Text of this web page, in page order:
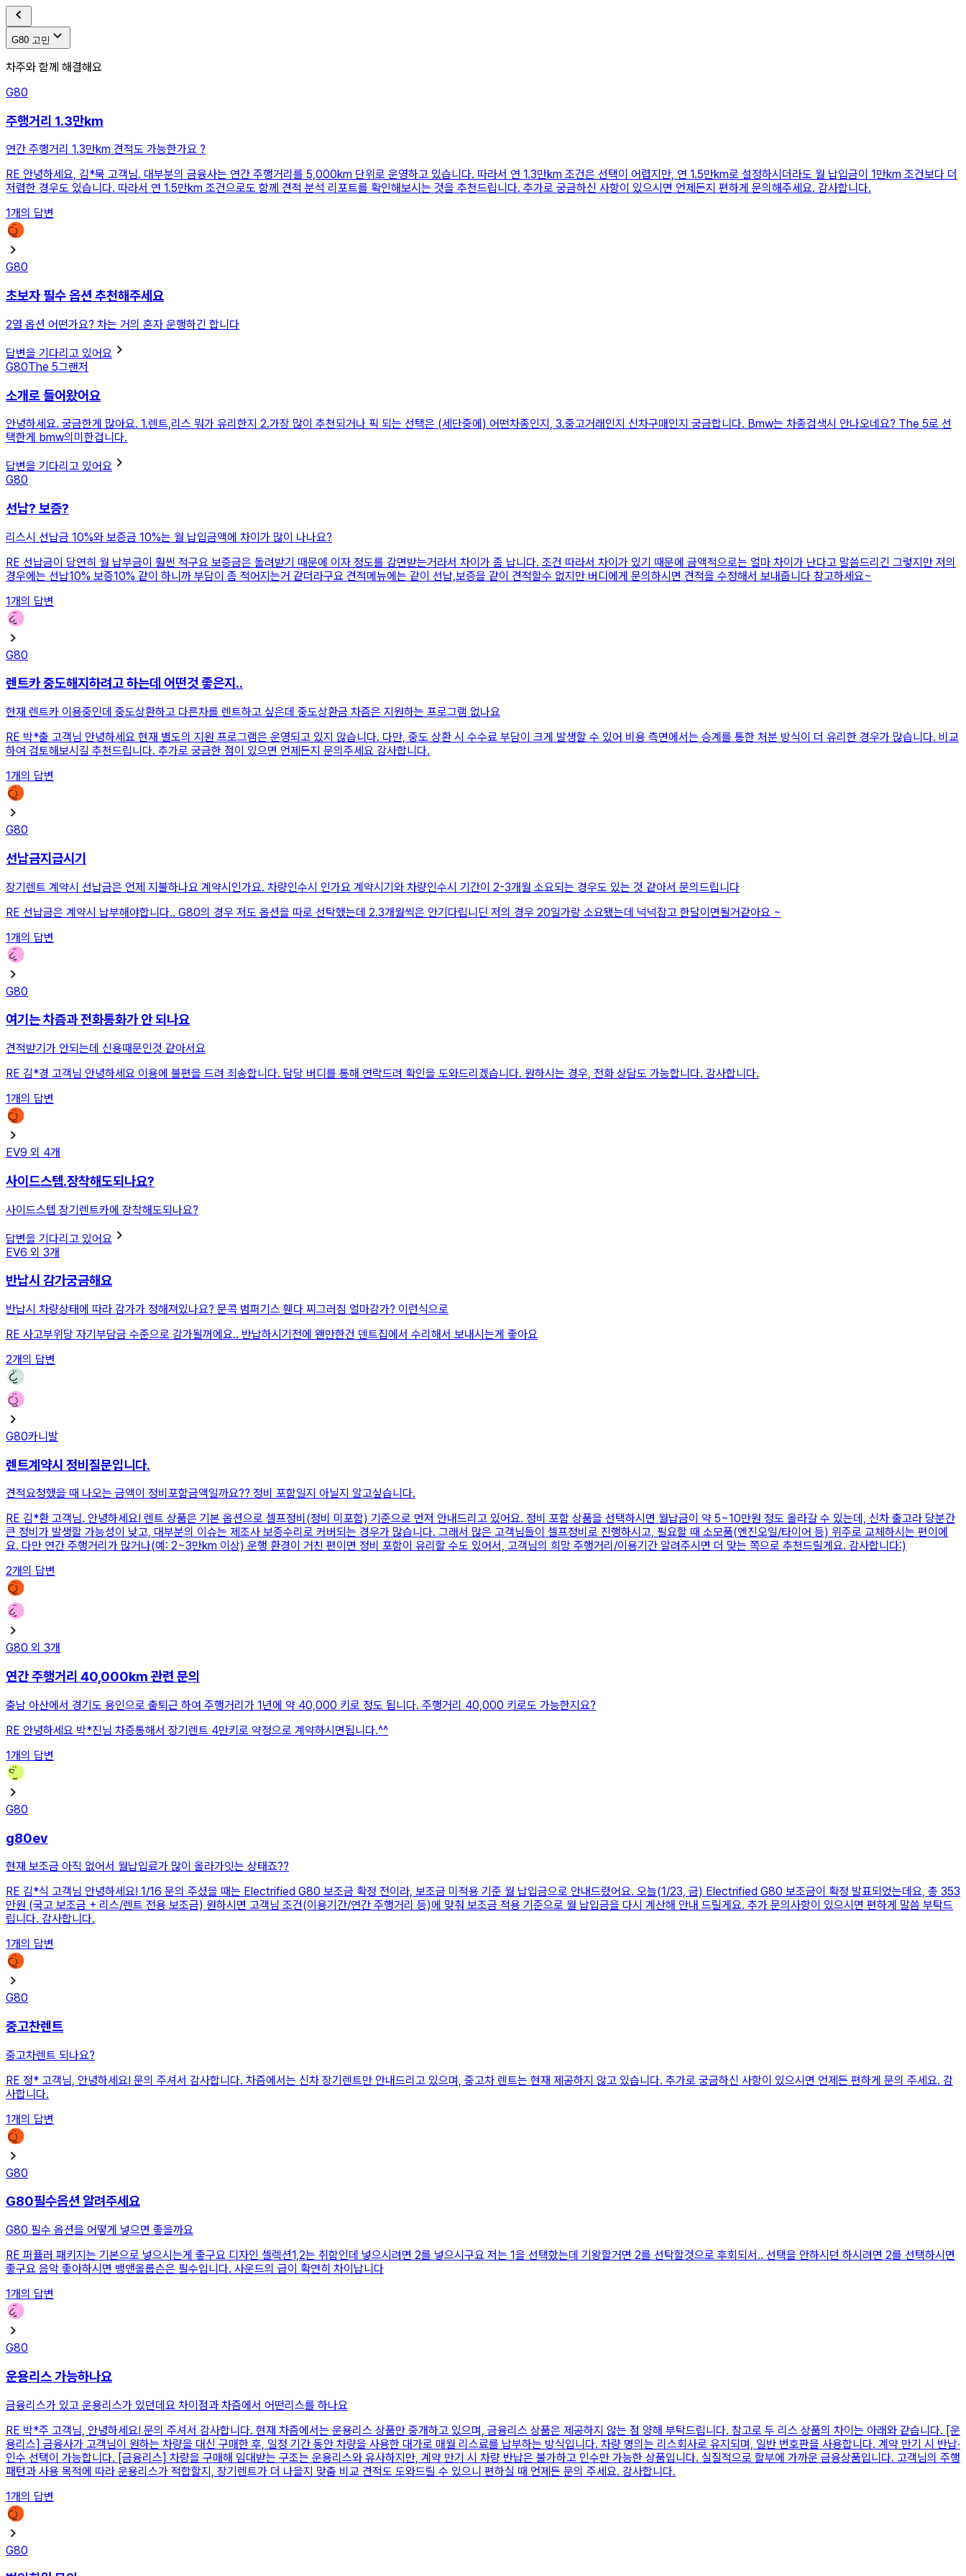
G80 고민
차주와 함께 해결해요
G80
주행거리 1.3만km
연간 주행거리 1.3만km 견적도 가능한가요 ?
RE 안녕하세요, 김*묵 고객님. 대부분의 금융사는 연간 주행거리를 5,000km 단위로 운영하고 있습니다. 따라서 연 1.3만km 조건은 선택이 어렵지만, 연 1.5만km로 설정하시더라도 월 납입금이 1만km 조건보다 더
저렴한 경우도 있습니다. 따라서 연 1.5만km 조건으로도 함께 견적 분석 리포트를 확인해보시는 것을 추천드립니다. 추가로 궁금하신 사항이 있으시면 언제든지 편하게 문의해주세요. 감사합니다.
1개의 답변
G80
초보자 필수 옵션 추천해주세요
2열 옵션 어떤가요? 차는 거의 혼자 운행하긴 합니다
답변을 기다리고 있어요
G80The 5그랜저
소개로 들어왔어요
안녕하세요. 궁금한게 많아요. 1.렌트,리스 뭐가 유리한지 2.가장 많이 추천되거나 픽 되는 선택은 (세단중에) 어떤차종인지, 3.중고거래인지 신차구매인지 궁금합니다. Bmw는 차종검색시 안나오네요? The 5로 선
택한게 bmw의미한겁니다.
답변을 기다리고 있어요
G80
선납? 보증?
리스시 선납금 10%와 보증금 10%는 월 납입금액에 차이가 많이 나나요?
RE 선납금이 당연히 월 납부금이 훨씬 적구요 보증금은 돌려받기 때문에 이자 정도를 감면받는거라서 차이가 좀 납니다. 조건 따라서 차이가 있기 때문에 금액적으로는 얼마 차이가 난다고 말씀드리긴 그렇지만 저의
경우에는 선납10% 보증10% 같이 하니까 부담이 좀 적어지는거 같더라구요 견적메뉴에는 같이 선납,보증을 같이 견적할수 없지만 버디에게 문의하시면 견적을 수정해서 보내줍니다 참고하세요~
1개의 답변
G80
렌트카 중도해지하려고 하는데 어떤것 좋은지..
현재 렌트카 이용중인데 중도상환하고 다른차를 렌트하고 싶은데 중도상환금 차즘은 지원하는 프로그램 없나요
RE 박*출 고객님 안녕하세요 현재 별도의 지원 프로그램은 운영되고 있지 않습니다. 다만, 중도 상환 시 수수료 부담이 크게 발생할 수 있어 비용 측면에서는 승계를 통한 처분 방식이 더 유리한 경우가 많습니다. 비교
하여 검토해보시길 추천드립니다. 추가로 궁금한 점이 있으면 언제든지 문의주세요 감사합니다.
1개의 답변
G80
선납금지급시기
장기렌트 계약시 선납금은 언제 지불하나요 계약시인가요. 차량인수시 인가요 계약시기와 차량인수시 기간이 2-3개월 소요되는 경우도 있는 것 같아서 문의드립니다
RE 선납금은 계약시 납부해야합니다.. G80의 경우 저도 옵션을 따로 선탁했는데 2.3개월씩은 안기다립니딘 저의 경우 20일가랑 소요됐는데 넉넉잡고 한달이면될거같아요 ~
1개의 답변
G80
여기는 차즘과 전화통화가 안 되나요
견적받기가 안되는데 신용때문인것 같아서요
RE 김*경 고객님 안녕하세요 이용에 불편을 드려 죄송합니다. 담당 버디를 통해 연락드려 확인을 도와드리겠습니다. 원하시는 경우, 전화 상담도 가능합니다. 감사합니다.
1개의 답변
EV9 외 4개
사이드스텝.장착해도되나요?
사이드스텝 장기렌트카에 장착해도되나요?
답변을 기다리고 있어요
EV6 외 3개
반납시 감가궁금해요
반납시 차량상태에 따라 감가가 정해져있나요? 문콕 범퍼기스 휀다 찌그러짐 얼마감가? 이런식으로
RE 사고부위당 자기부담금 수준으로 감가될꺼에요.. 반납하시기전에 왠만한건 덴트집에서 수리해서 보내시는게 좋아요
2개의 답변
G80카니발
렌트계약시 정비질문입니다.
견적요청했을 때 나오는 금액이 정비포함금액일까요?? 정비 포함일지 아닐지 알고싶습니다.
RE 김*환 고객님. 안녕하세요! 렌트 상품은 기본 옵션으로 셀프정비(정비 미포함) 기준으로 먼저 안내드리고 있어요. 정비 포함 상품을 선택하시면 월납금이 약 5~10만원 정도 올라갈 수 있는데, 신차 출고라 당분간
큰 정비가 발생할 가능성이 낮고, 대부분의 이슈는 제조사 보증수리로 커버되는 경우가 많습니다. 그래서 많은 고객님들이 셀프정비로 진행하시고, 필요할 때 소모품(엔진오일/타이어 등) 위주로 교체하시는 편이에
요. 다만 연간 주행거리가 많거나(예: 2~3만km 이상) 운행 환경이 거친 편이면 정비 포함이 유리할 수도 있어서, 고객님의 희망 주행거리/이용기간 알려주시면 더 맞는 쪽으로 추천드릴게요. 감사합니다:)
2개의 답변
G80 외 3개
연간 주행거리 40,000km 관련 문의
충남 아산에서 경기도 용인으로 출퇴근 하여 주행거리가 1년에 약 40,000 키로 정도 됩니다. 주행거리 40,000 키로도 가능한지요?
RE 안녕하세요 박*진님 차증통해서 장기렌트 4만키로 약정으로 계약하시면됩니다.^^
1개의 답변
G80
g80ev
현재 보조금 아직 없어서 월납입료가 많이 올라가잇는 상태죠??
RE 김*식 고객님 안녕하세요! 1/16 문의 주셨을 때는 Electrified G80 보조금 확정 전이라, 보조금 미적용 기준 월 납입금으로 안내드렸어요. 오늘(1/23, 금) Electrified G80 보조금이 확정 발표되었는데요, 총 353
만원 (국고 보조금 + 리스/렌트 전용 보조금) 원하시면 고객님 조건(이용기간/연간 주행거리 등)에 맞춰 보조금 적용 기준으로 월 납입금을 다시 계산해 안내 드릴게요. 추가 문의사항이 있으시면 편하게 말씀 부탁드
립니다. 감사합니다.
1개의 답변
G80
중고찬렌트
중고차렌트 되나요?
RE 정* 고객님, 안녕하세요! 문의 주셔서 감사합니다. 차즘에서는 신차 장기렌트만 안내드리고 있으며, 중고차 렌트는 현재 제공하지 않고 있습니다. 추가로 궁금하신 사항이 있으시면 언제든 편하게 문의 주세요. 감
사합니다.
1개의 답변
G80
G80필수옵션 알려주세요
G80 필수 옵션을 어떻게 넣으면 좋을까요
RE 퍼퓰러 패키지는 기본으로 넣으시는게 좋구요 디자인 셀렉션1,2는 취함인데 넣으시려면 2를 넣으시구요 저는 1을 선택핬는데 기왕할거면 2를 선탁할것으로 후회되서.. 선택을 안하시던 하시려면 2를 선택하시면
좋구요 음악 좋아하시면 뱅앤올룹슨은 필수입니다. 사운드의 급이 확연히 차이납니다
1개의 답변
G80
운용리스 가능하나요
금융리스가 있고 운용리스가 있던데요 차이점과 차즘에서 어떤리스를 하나요
RE 박*주 고객님, 안녕하세요! 문의 주셔서 감사합니다. 현재 차즘에서는 운용리스 상품만 중개하고 있으며, 금융리스 상품은 제공하지 않는 점 양해 부탁드립니다. 참고로 두 리스 상품의 차이는 아래와 같습니다. [운
용리스] 금융사가 고객님이 원하는 차량을 대신 구매한 후, 일정 기간 동안 차량을 사용한 대가로 매월 리스료를 납부하는 방식입니다. 차량 명의는 리스회사로 유지되며, 일반 번호판을 사용합니다. 계약 만기 시 반납·
인수 선택이 가능합니다. [금융리스] 차량을 구매해 임대받는 구조는 운용리스와 유사하지만, 계약 만기 시 차량 반납은 불가하고 인수만 가능한 상품입니다. 실질적으로 할부에 가까운 금융상품입니다. 고객님의 주행
패턴과 사용 목적에 따라 운용리스가 적합할지, 장기렌트가 더 나을지 맞춤 비교 견적도 도와드릴 수 있으니 편하실 때 언제든 문의 주세요. 감사합니다.
1개의 답변
G80